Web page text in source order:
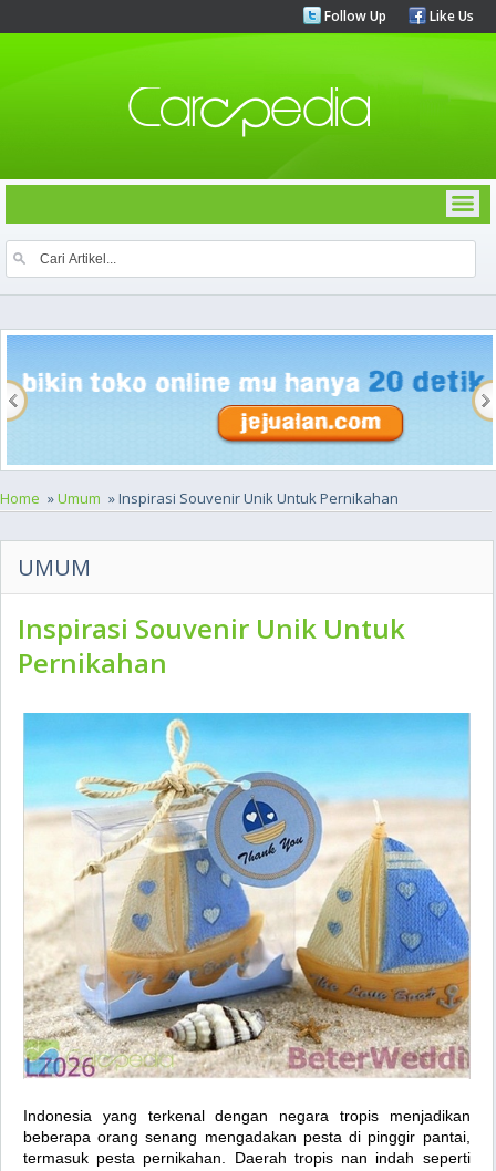
Follow Up Like Us
Home »Umum » Inspirasi Souvenir Unik Untuk Pernikahan
UMUM
Inspirasi Souvenir Unik Untuk
Pernikahan
Indonesia yang terkenal dengan negara tropis menjadikan
beberapa orang senang mengadakan pesta di pinggir pantai,
termasuk pesta pernikahan. Daerah tropis nan indah seperti